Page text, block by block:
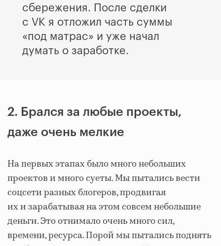
сбережения. После сделки
с VK я отложил часть суммы
«под матрас» и уже начал
думать о заработке.
2. Брался за любые проекты,
даже очень мелкие
На первых этапах было много небольших
проектов и много суеты. Мы пытались вести
соцсети разных блогеров, продвигая
их и зарабатывая на этом совсем небольшие
деньги. Это отнимало очень много сил,
времени, ресурса. Порой мы пытались поднять